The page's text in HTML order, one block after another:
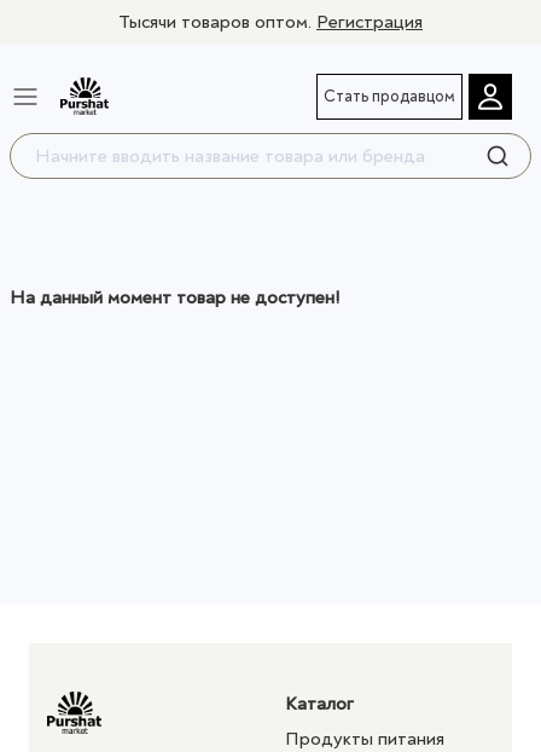
Тысячи товаров оптом. Регистрация
Стать продавцом
На данный момент товар не доступен!
Каталог
Продукты питания